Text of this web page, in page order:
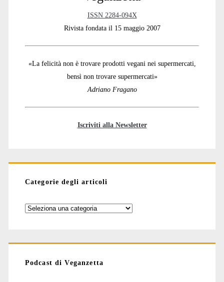
ISSN 2284-094X
Rivista fondata il 15 maggio 2007
«La felicità non è trovare prodotti vegani nei supermercati,
bensì non trovare supermercati»
Adriano Fragano
Iscriviti alla Newsletter
Categorie degli articoli
Categorie
Podcast di Veganzetta